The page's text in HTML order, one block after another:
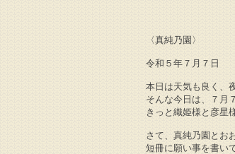
〈真純乃園〉
令和５年７月７日
本日は天気も良く、
そんな今日は、７月
きっと織姫様と彦星
さて、真純乃園とお
短冊に願い事を書い